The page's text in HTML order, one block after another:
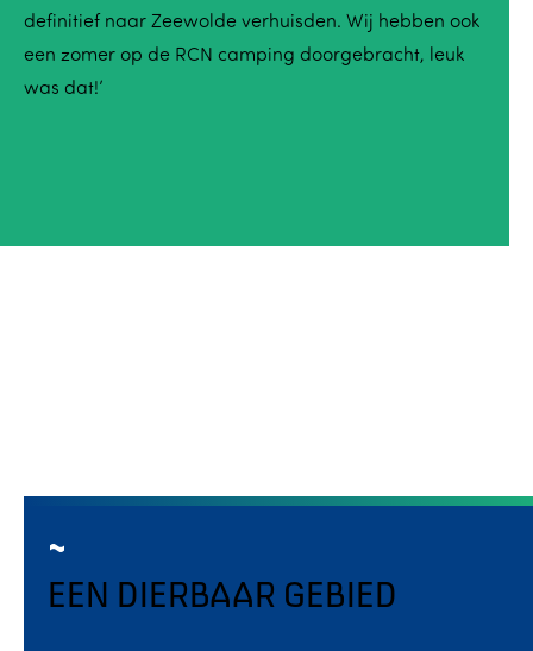
definitief naar Zeewolde verhuisden. Wij hebben ook
een zomer op de RCN camping doorgebracht, leuk
was dat!’
EEN DIERBAAR GEBIED